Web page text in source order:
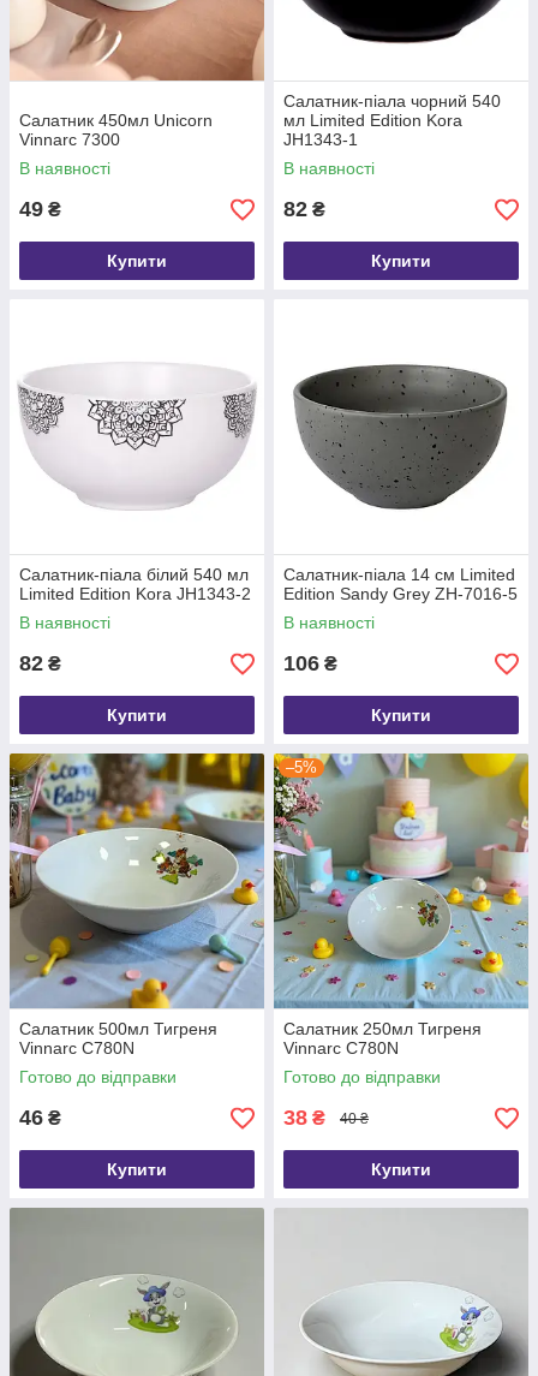
Салатник 450мл Unicorn
Vinnarc 7300
В наявності
49 ₴
Купити
Салатник-піала чорний 540
мл Limited Edition Kora
JH1343-1
В наявності
82 ₴
Купити
Салатник-піала білий 540 мл
Limited Edition Kora JH1343-2
В наявності
82 ₴
Купити
Салатник-піала 14 см Limited
Edition Sandy Grey ZH-7016-5
В наявності
106 ₴
Купити
Салатник 500мл Тигреня
Vinnarc C780N
Готово до відправки
46 ₴
Купити
–5%
Салатник 250мл Тигреня
Vinnarc C780N
Готово до відправки
38 ₴ 40 ₴
Купити